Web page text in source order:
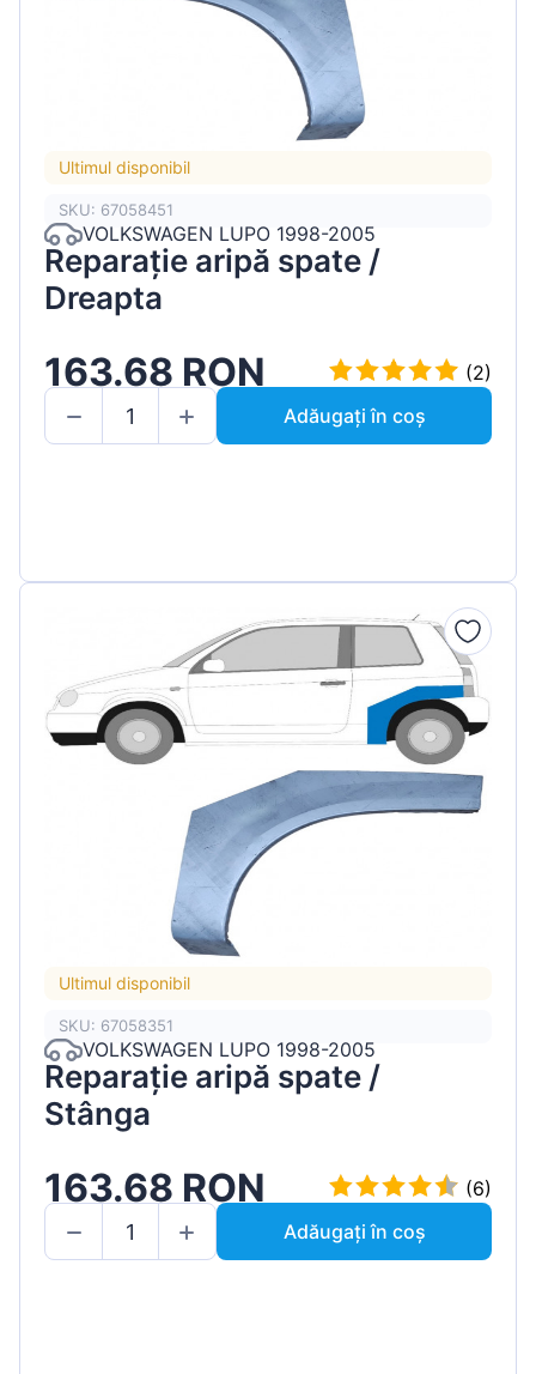
Ultimul disponibil
SKU: 67058451
VOLKSWAGEN LUPO 1998-2005
Reparație aripă spate /
Dreapta
163.68 RON
(2)
Adăugați în coș
Ultimul disponibil
SKU: 67058351
VOLKSWAGEN LUPO 1998-2005
Reparație aripă spate /
Stânga
163.68 RON
(6)
Adăugați în coș